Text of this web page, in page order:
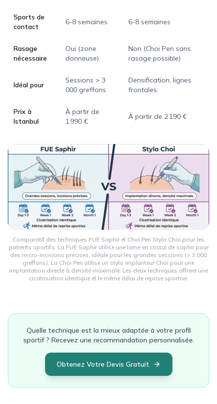
Sports de
contact
6-8 semaines 6-8 semaines
Rasage
nécessaire
Oui (zone
donneuse)
Non (Choi Pen sans
rasage possible)
Idéal pour
Sessions > 3
000 greffons
Densification, lignes
frontales
Prix à
Istanbul
À partir de
1 990 €
À partir de 2 190 €
Comparatif des techniques FUE Saphir et Choi Pen Stylo Choi pour les
patients sportifs. La FUE Saphir utilise une lame en cristal de saphir pour
des micro-incisions précises, idéale pour les grandes sessions (> 3 000
greffons). La Choi Pen utilise un stylo implanteur Choi pour une
implantation directe à densité maximale. Les deux techniques offrent une
cicatrisation identique et le même délai de reprise sportive.
Quelle technique est la mieux adaptée à votre profil
sportif ? Recevez une recommandation personnalisée.
Obtenez Votre Devis Gratuit